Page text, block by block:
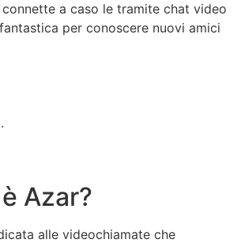
a caso le tramite chat video
per conoscere nuovi amici
Azar?
alle videochiamate che